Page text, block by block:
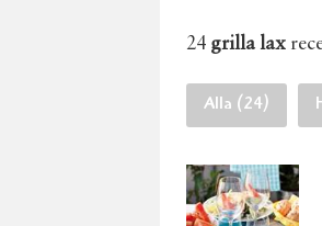
24 grilla lax
Alla (24)